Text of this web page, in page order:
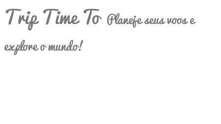
Trip Time To Planeje seus voos e
explore o mundo!